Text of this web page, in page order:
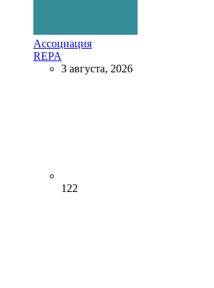
Ассоциация
REPA
3 августа, 2026
122